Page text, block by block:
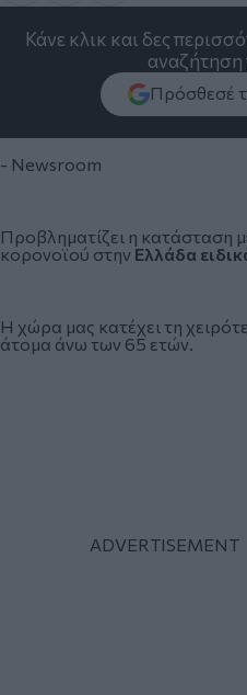
Κάνε κλικ και δες
αναζήτηση
Πρόσθεσέ
- Newsroom
Προβληματίζει η κατάσταση
κορονοϊού στην Ελλάδα
Η χώρα μας κατέχει τη
άτομα άνω των 65 ετών.